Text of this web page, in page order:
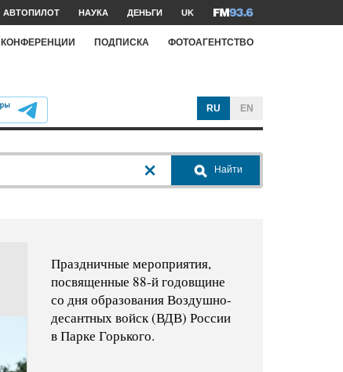
АВТОПИЛОТ НАУКА ДЕНЬГИ UK
КОНФЕРЕНЦИИ ПОДПИСКА ФОТОАГЕНТСТВО
RU EN
Найти
Праздничные мероприятия,
посвященные 88-й годовщине
со дня образования Воздушно-
десантных войск (ВДВ) России
в Парке Горького.